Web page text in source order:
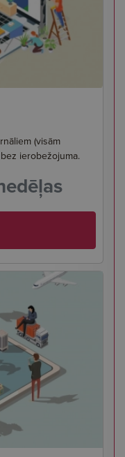
(visām
ierobežojuma.